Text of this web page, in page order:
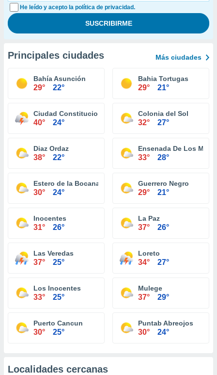
He leído y acepto la política de privacidad.
Principales ciudades Más ciudades
Bahía Asunción
29° 22°
Bahia Tortugas
29° 21°
Ciudad Constitucion
40° 24°
Colonia del Sol
32° 27°
Diaz Ordaz
38° 22°
Ensenada De Los
33° 28°
Estero de la Bocana
30° 24°
Guerrero Negro
29° 21°
Inocentes
31° 26°
La Paz
37° 26°
Las Veredas
37° 25°
Loreto
34° 27°
Los Inocentes
33° 25°
Mulege
37° 29°
Puerto Cancun
30° 25°
Puntab Abreojos
30° 24°
Localidades cercanas